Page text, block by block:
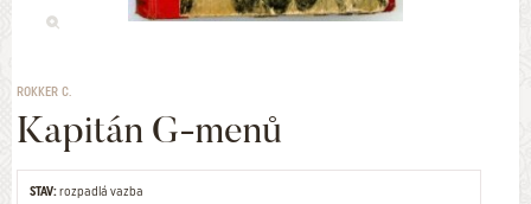
ROKKER C.
Kapitán G-menů
STAV:rozpadlá vazba